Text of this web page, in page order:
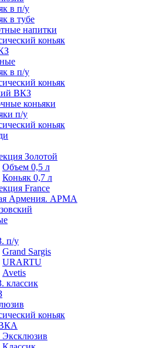
в п/у
в тубе
напитки
коньяк
в п/у
коньяк
ВКЗ
коньяки
п/у
коньяк
Золотой
Объем 0,5 л
Коньяк 0,7 л
France
Армения. АРМА
п/у
Grand Sargis
URARTU
Avetis
классик
коньяк